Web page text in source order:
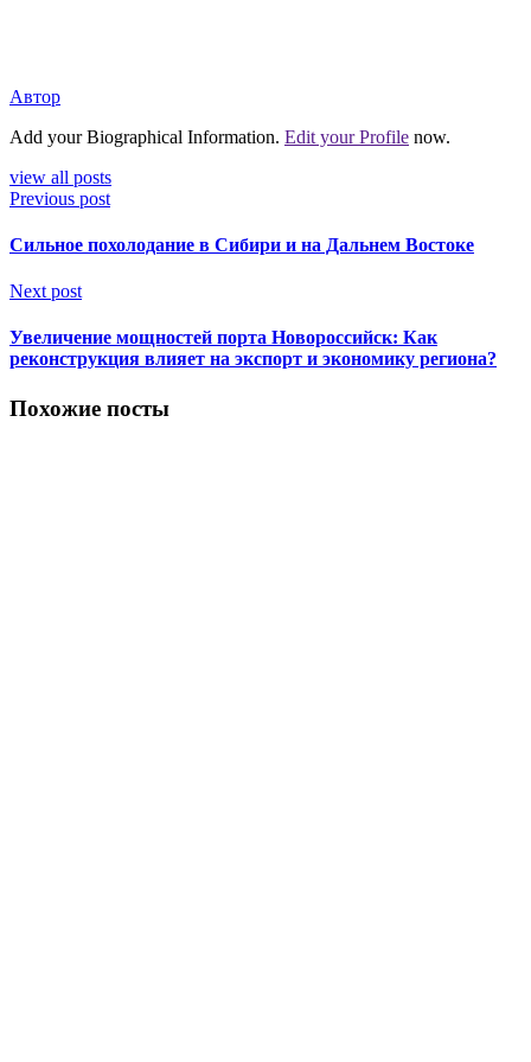
Автор
Add your Biographical Information. Edit your Profile now.
view all posts
Previous post
Сильное похолодание в Сибири и на Дальнем Востоке
Next post
Увеличение мощностей порта Новороссийск: Как
реконструкция влияет на экспорт и экономику региона?
Похожие посты